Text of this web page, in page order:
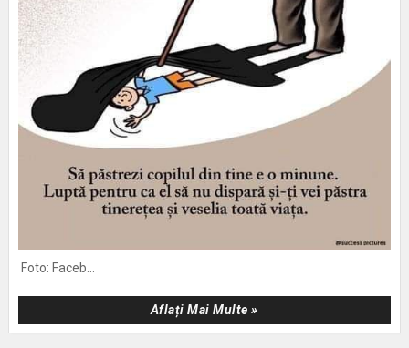
Foto: Faceb...
Aflați Mai Multe »